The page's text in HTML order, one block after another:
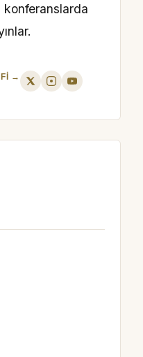
konferanslarda
→